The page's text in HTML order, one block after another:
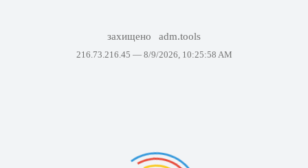
захищено adm.tools
216.73.216.45 — 8/9/2026, 10:25:58 AM